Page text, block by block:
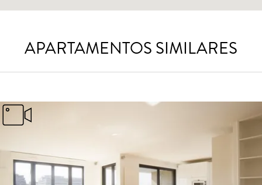
APARTAMENTOS SIMILARES